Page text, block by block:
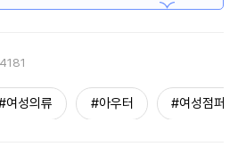
여성의류 #아우터 #여성점퍼